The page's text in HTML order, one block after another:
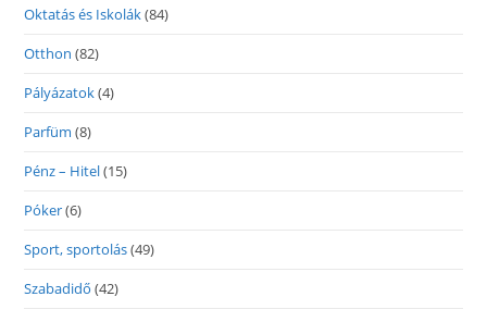
Oktatás és Iskolák(84)
Otthon (82)
Pályázatok(4)
Parfüm (8)
Pénz – Hitel(15)
Póker(6)
Sport, sportolás(49)
Szabadidő (42)